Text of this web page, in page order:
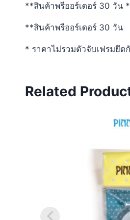
**สินค้าพรีออร์เดอร์ 30 วัน
**สินค้าพรีออร์เดอร์ 30 วัน
* ราคาไม่รวมตัวจับเฟรมยึด
Related